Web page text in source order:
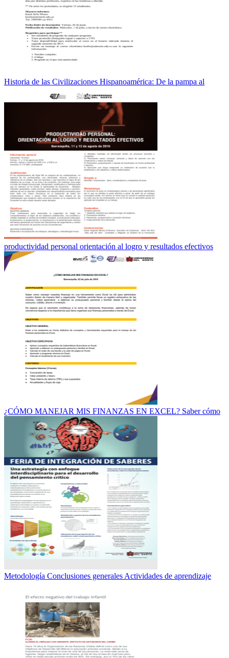
Historia de las Civilizaciones Hispanoamérica: De la pampa al
productividad personal orientación al logro y resultados efectivos
¿CÓMO MANEJAR MIS FINANZAS EN EXCEL? Saber cómo
Metodología Conclusiones generales Actividades de aprendizaje